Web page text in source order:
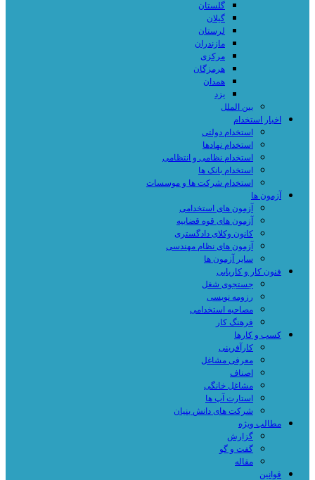
گلستان
گیلان
لرستان
مازندران
مرکزی
هرمزگان
همدان
یزد
بین الملل
اخبار استخدام
استخدام دولتی
استخدام نهادها
استخدام نظامی و انتظامی
استخدام بانک ها
استخدام شرکت ها و موسسات
آزمون ها
آزمون های استخدامی
آزمون های قوه قضاییه
کانون وکلای دادگستری
آزمون های نظام مهندسی
سایر آزمون ها
فنون کار و کاریابی
جستجوی شغل
رزومه نویسی
مصاحبه استخدامی
فرهنگ کار
کسب و کارها
کارآفرینی
معرفی مشاغل
اصناف
مشاغل خانگی
استارت آپ ها
شرکت های دانش بنیان
مطالب ویژه
گزارش
گفت و گو
مقاله
قوانین